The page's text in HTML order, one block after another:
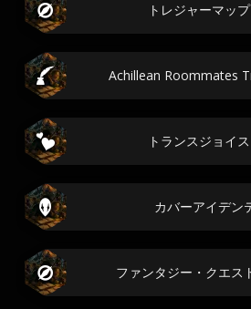
トレジャーマッ
Achillean Roommates
トランスジョイ
カバーアイデン
ファンタジー・クエス